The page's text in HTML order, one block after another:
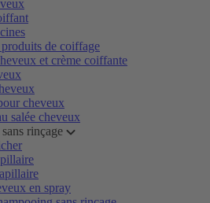
de coiffage
et crème coiffante
cheveux
salée cheveux
rinçage
en spray